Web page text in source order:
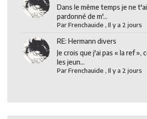
Dans le même temps je ne
pardonné de m'...
ParFrenchauide ,Il y a 2 jours
RE: Hermann divers
Je crois que j'ai pas « la ref »,
les jeun...
ParFrenchauide ,Il y a 2 jours